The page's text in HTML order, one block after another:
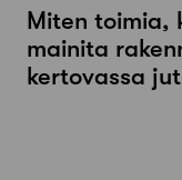
Miten toimia,
mainita
kertovassa